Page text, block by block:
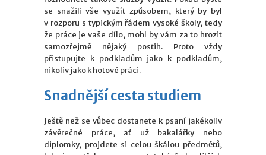
se snažili vše využít způsobem, který by byl
v rozporu s typickým řádem vysoké školy, tedy
že práce je vaše dílo, mohl by vám za to hrozit
samozřejmě nějaký postih. Proto vždy
přistupujte k podkladům jako k podkladům,
nikoliv jako k hotové práci.
Snadnější cesta studiem
Ještě než se vůbec dostanete k psaní jakékoliv
závěrečné práce, ať už bakalářky nebo
diplomky, projdete si celou škálou předmětů,